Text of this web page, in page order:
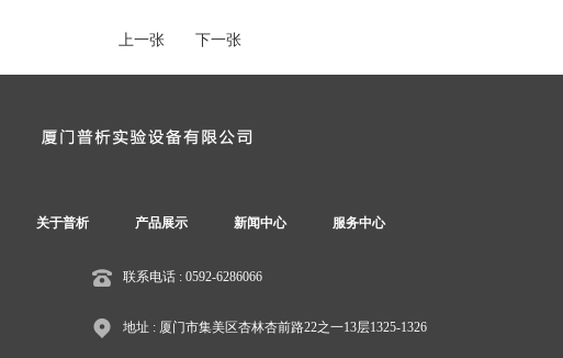
上一张 下一张
关于普析 产品展示 新闻中心 服务中心
联系电话 : 0592-6286066
地址 : 厦门市集美区杏林杏前路22之一13层1325-1326